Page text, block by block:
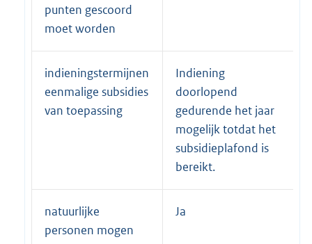
punten gescoord
moet worden
indieningstermijnen
eenmalige subsidies
van toepassing
Indiening
doorlopend
gedurende het jaar
mogelijk totdat het
subsidieplafond is
bereikt.
natuurlijke
personen mogen
Ja